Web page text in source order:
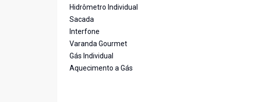
Hidrômetro Individual
Sacada
Interfone
Varanda Gourmet
Gás Individual
Aquecimento a Gás